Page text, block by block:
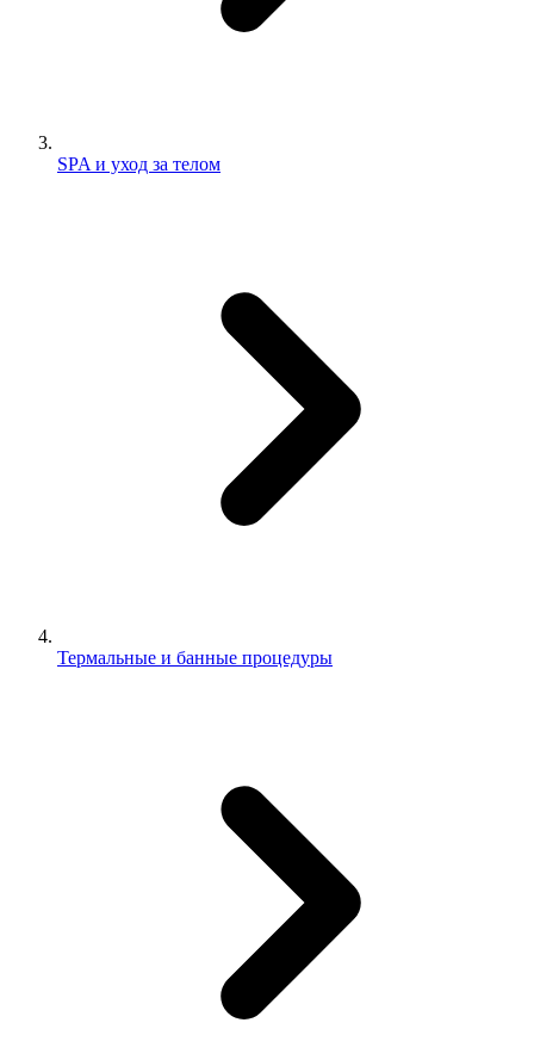
SPA и уход за телом
Термальные и банные процедуры